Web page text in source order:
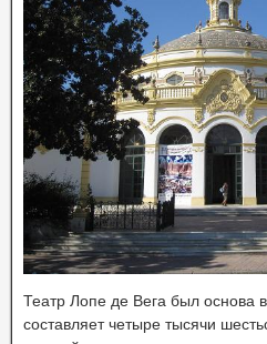
Театр Лопе де Вега был основа
составляет четыре тысячи